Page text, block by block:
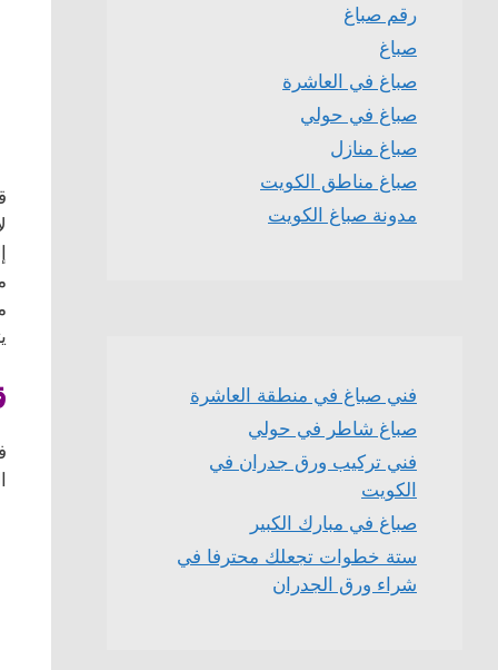
رقم صباغ
صباغ
صباغ في العاشرة
صباغ في حولي
صباغ منازل
صباغ مناطق الكويت
مدونة صباغ الكويت
فني صباغ في منطقة العاشرة
صباغ شاطر في حولي
فني تركيب ورق جدران في
الكويت
صباغ في مبارك الكبير
ستة خطوات تجعلك محترفا في
شراء ورق الجدران